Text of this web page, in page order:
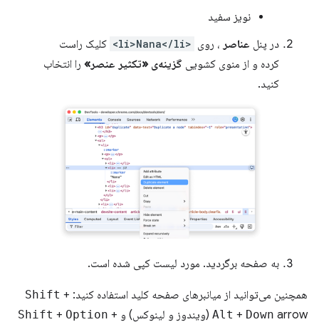
نویز سفید
در پنل عناصر ، روی <li>Nana</li>
کلیک راست
کرده و از منوی کشویی گزینه‌ی «تکثیر عنصر» را انتخاب
کنید.
به صفحه برگردید. مورد لیست کپی شده است.
همچنین می‌توانید از میانبرهای صفحه کلید استفاده کنید: Shift +
Alt + Down arrow (ویندوز و لینوکس) و Shift + Option +